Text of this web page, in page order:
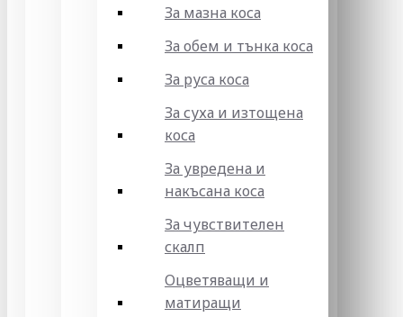
За мазна коса
За обем и тънка коса
За руса коса
За суха и изтощена
коса
За увредена и
накъсана коса
За чувствителен
скалп
Оцветяващи и
матиращи